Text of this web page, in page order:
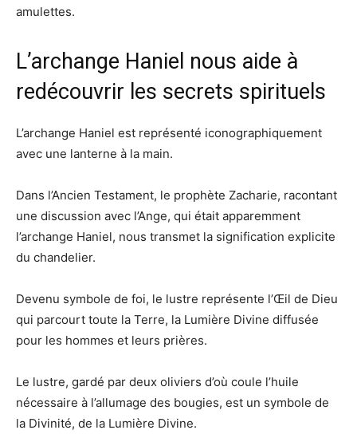
amulettes.
L’archange Haniel nous aide à
redécouvrir les secrets spirituels
L’archange Haniel est représenté iconographiquement
avec une lanterne à la main.
Dans l’Ancien Testament, le prophète Zacharie, racontant
une discussion avec l’Ange, qui était apparemment
l’archange Haniel, nous transmet la signification explicite
du chandelier.
Devenu symbole de foi, le lustre représente l’Œil de Dieu
qui parcourt toute la Terre, la Lumière Divine diffusée
pour les hommes et leurs prières.
Le lustre, gardé par deux oliviers d’où coule l’huile
nécessaire à l’allumage des bougies, est un symbole de
la Divinité, de la Lumière Divine.